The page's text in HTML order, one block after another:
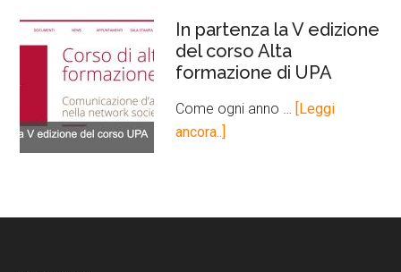
In partenza la V edizione
del corso Alta
formazione di UPA
Come ogni anno …
[Leggi
ancora..]